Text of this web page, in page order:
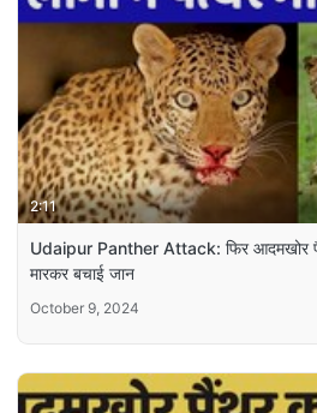
2:11
Udaipur Panther Attack: फिर आदमखोर
मारकर बचाई जान
October 9, 2024